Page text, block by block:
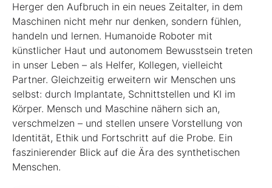
Herger den Aufbruch in ein neues Zeitalter, in dem
Maschinen nicht mehr nur denken, sondern fühlen,
handeln und lernen. Humanoide Roboter mit
künstlicher Haut und autonomem Bewusstsein treten
in unser Leben – als Helfer, Kollegen, vielleicht
Partner. Gleichzeitig erweitern wir Menschen uns
selbst: durch Implantate, Schnittstellen und KI im
Körper. Mensch und Maschine nähern sich an,
verschmelzen – und stellen unsere Vorstellung von
Identität, Ethik und Fortschritt auf die Probe. Ein
faszinierender Blick auf die Ära des synthetischen
Menschen.